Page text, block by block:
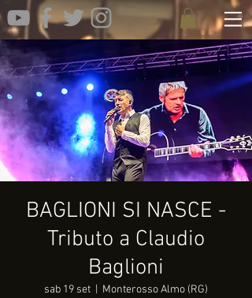
BAGLIONI SI NASCE -
Tributo a Claudio
Baglioni
sab 19 set Monterosso Almo (RG)